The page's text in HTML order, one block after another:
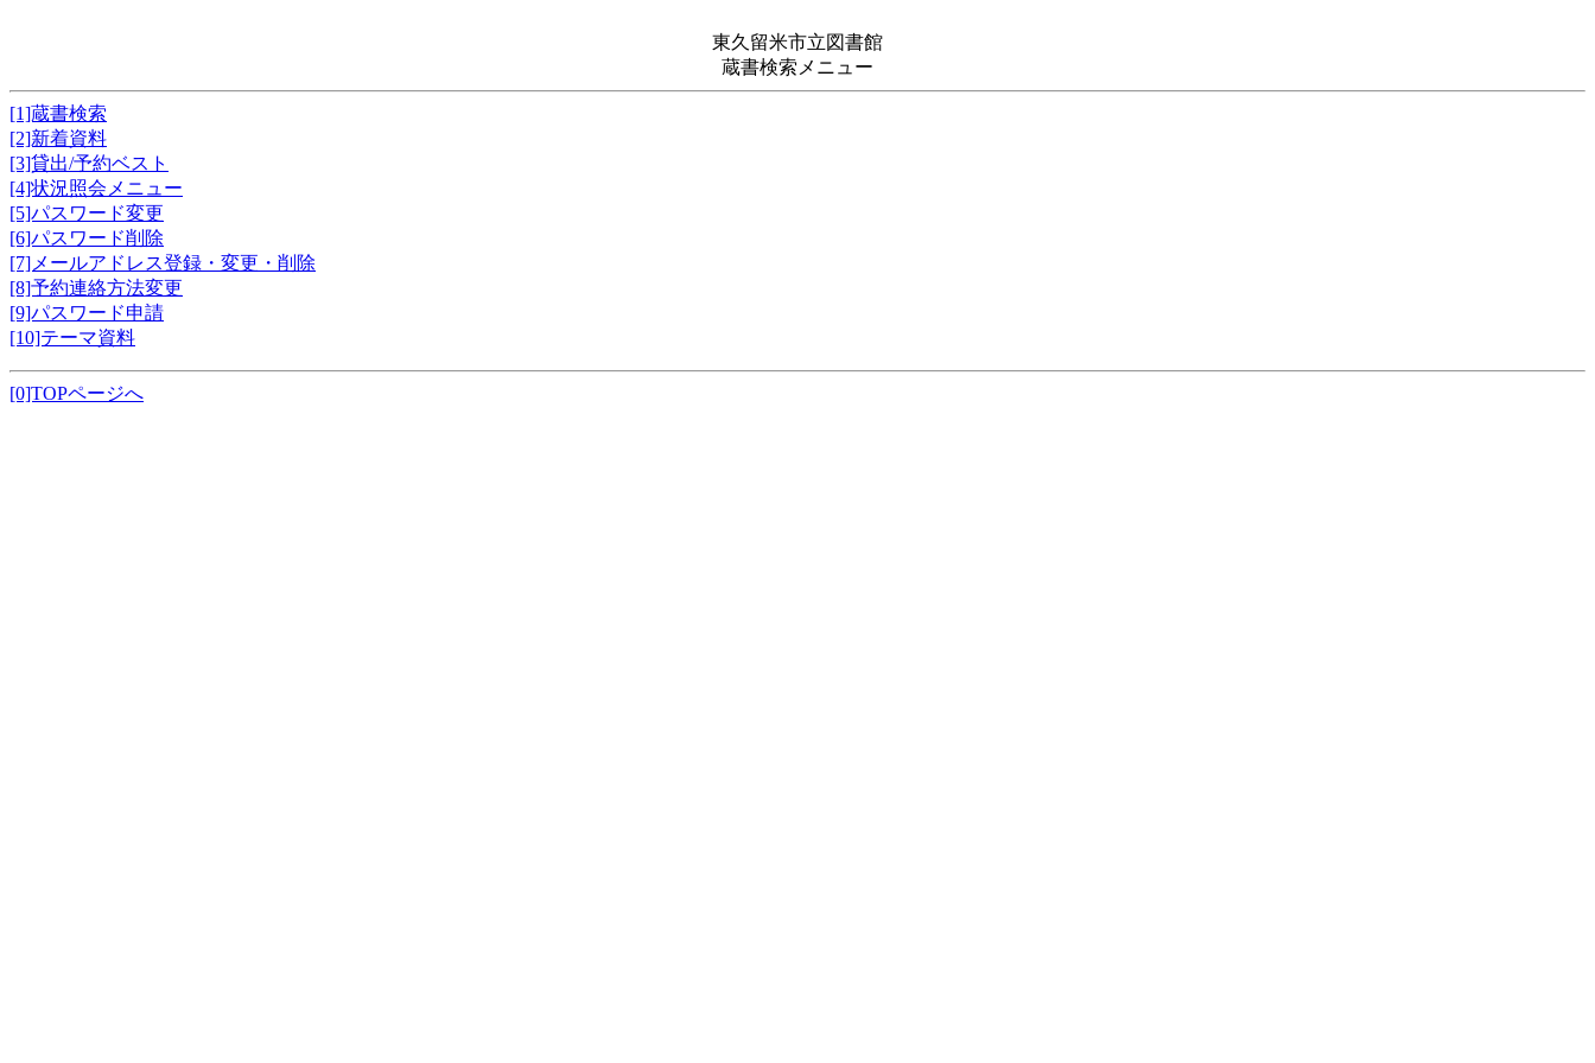
東久留米市立図書館
蔵書検索メニュー
[1]蔵書検索
[2]新着資料
[3]貸出/予約ベスト
[4]状況照会メニュー
[5]パスワード変更
[6]パスワード削除
[7]メールアドレス登録・変更・削除
[8]予約連絡方法変更
[9]パスワード申請
[10]テーマ資料
[0]TOPページへ